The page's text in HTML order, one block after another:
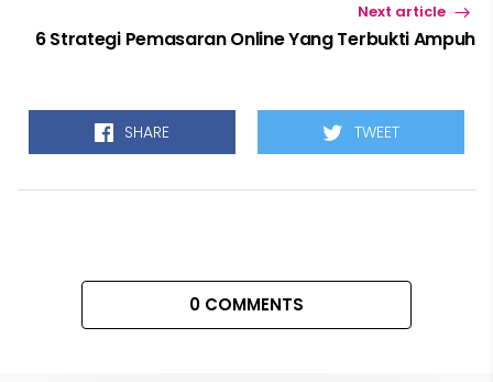
Next article
6 Strategi Pemasaran Online Yang Terbukti Ampuh
SHARE TWEET
0 COMMENTS